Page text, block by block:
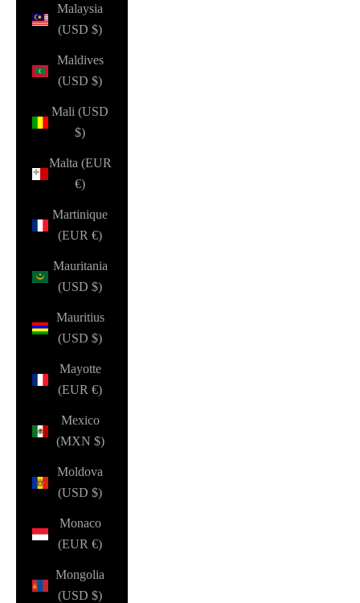
Malaysia
(USD $)
Maldives
(USD $)
Mali (USD
$)
Malta (EUR
€)
Martinique
(EUR €)
Mauritania
(USD $)
Mauritius
(USD $)
Mayotte
(EUR €)
Mexico
(MXN $)
Moldova
(USD $)
Monaco
(EUR €)
Mongolia
(USD $)